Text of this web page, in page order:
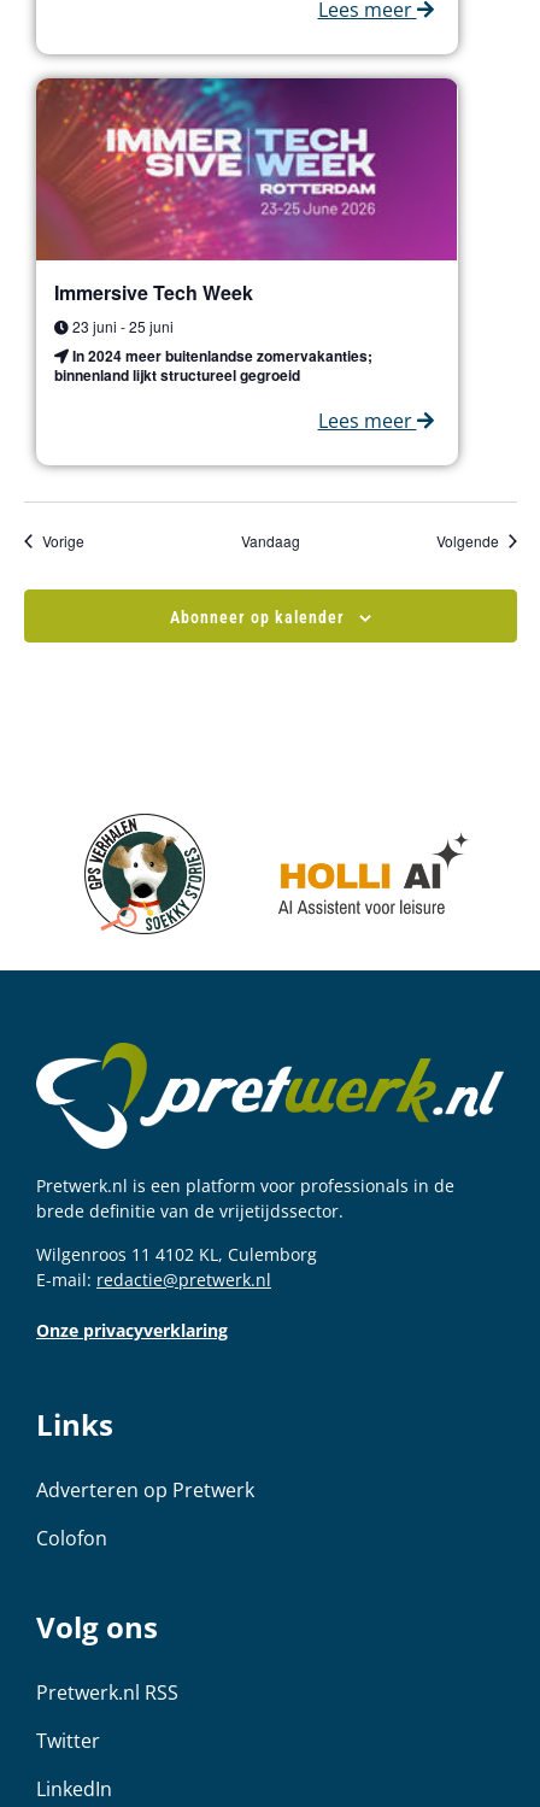
Lees meer
Immersive Tech Week
23 juni -25 juni
In 2024 meer buitenlandse zomervakanties;
binnenland lijkt structureel gegroeid
Lees meer
VorigeEvenementen Vandaag Volgende
Abonneer op kalender
Pretwerk.nl is een platform voor professionals in de
brede definitie van de vrijetijdssector.
Wilgenroos 11 4102 KL, Culemborg
E-mail: redactie@pretwerk.nl
Onze privacyverklaring
Links
Adverteren op Pretwerk
Colofon
Volg ons
Pretwerk.nl RSS
Twitter
LinkedIn